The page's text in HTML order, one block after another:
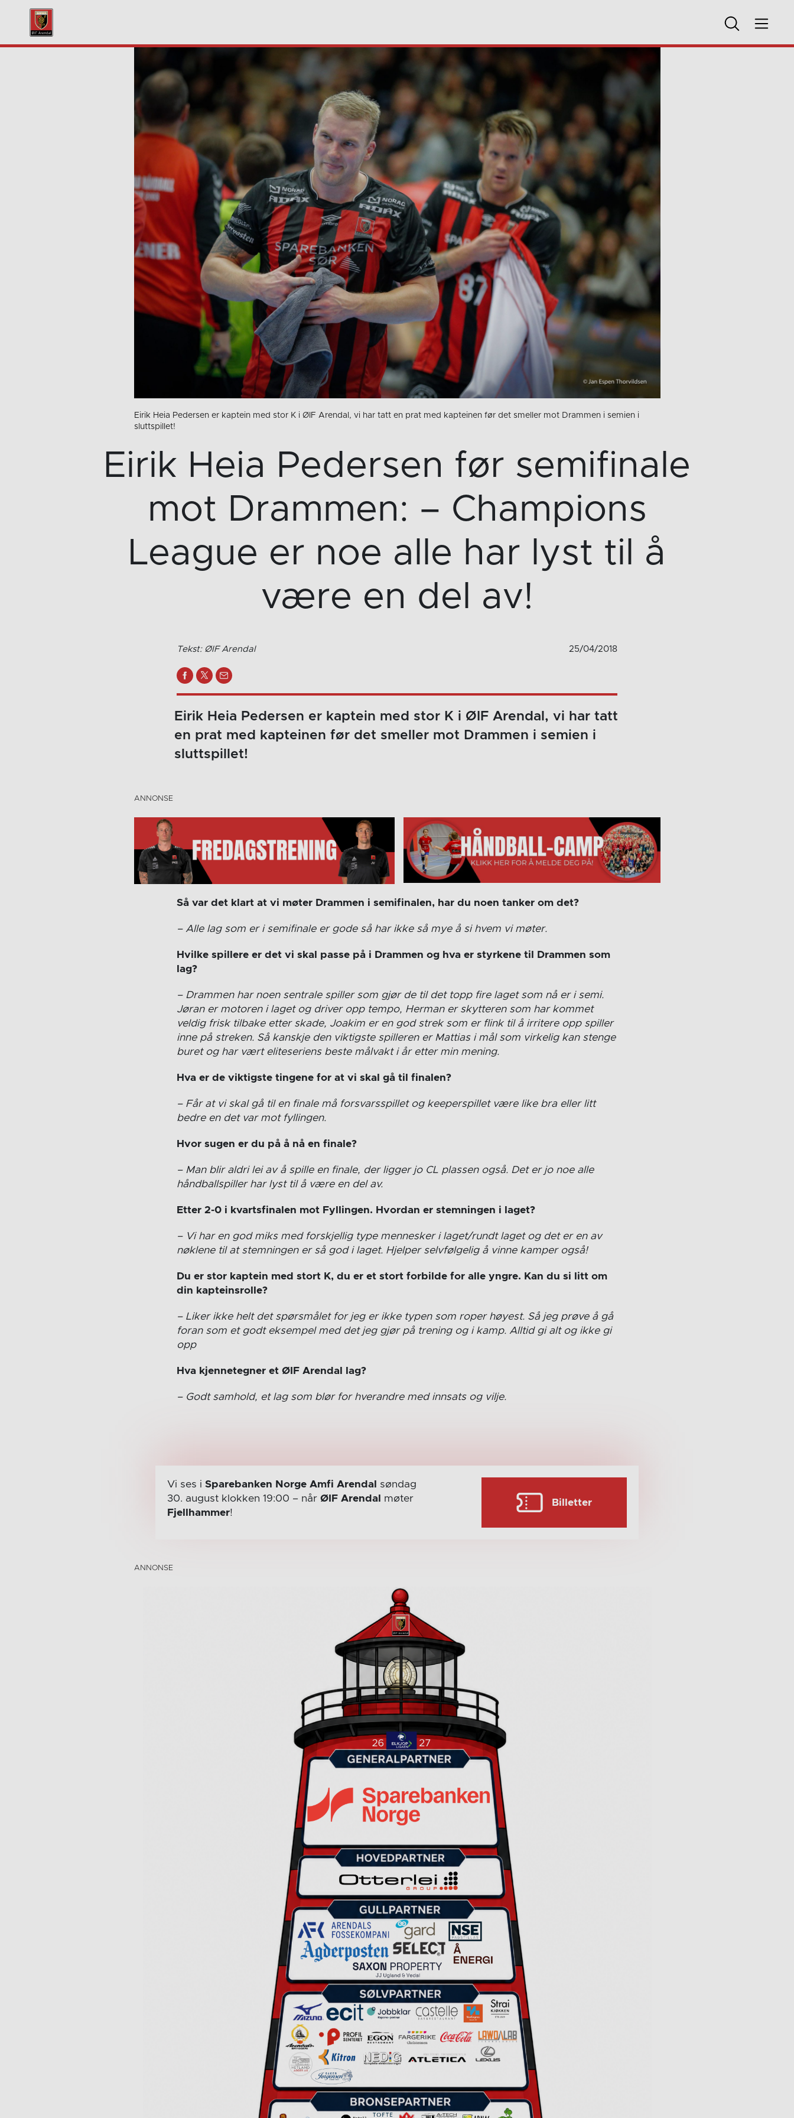
Eirik Heia Pedersen er kaptein med stor K i ØIF Arendal, vi har tatt en prat med kapteinen før det smeller mot Drammen i semien i
sluttspillet!
Eirik Heia Pedersen før semifinale
mot Drammen: – Champions
League er noe alle har lyst til å
være en del av!
Tekst: ØIF Arendal 25/04/2018
Eirik Heia Pedersen er kaptein med stor K i ØIF Arendal, vi har tatt
en prat med kapteinen før det smeller mot Drammen i semien i
sluttspillet!
Så var det klart at vi møter Drammen i semifinalen, har du noen tanker om det?
– Alle lag som er i semifinale er gode så har ikke så mye å si hvem vi møter.
Hvilke spillere er det vi skal passe på i Drammen og hva er styrkene til Drammen som
lag?
– Drammen har noen sentrale spiller som gjør de til det topp fire laget som nå er i semi.
Jøran er motoren i laget og driver opp tempo, Herman er skytteren som har kommet
veldig frisk tilbake etter skade, Joakim er en god strek som er flink til å irritere opp spiller
inne på streken. Så kanskje den viktigste spilleren er Mattias i mål som virkelig kan stenge
buret og har vært eliteseriens beste målvakt i år etter min mening.
Hva er de viktigste tingene for at vi skal gå til finalen?
– Får at vi skal gå til en finale må forsvarsspillet og keeperspillet være like bra eller litt
bedre en det var mot fyllingen.
Hvor sugen er du på å nå en finale?
– Man blir aldri lei av å spille en finale, der ligger jo CL plassen også. Det er jo noe alle
håndballspiller har lyst til å være en del av.
Etter 2-0 i kvartsfinalen mot Fyllingen. Hvordan er stemningen i laget?
– Vi har en god miks med forskjellig type mennesker i laget/rundt laget og det er en av
nøklene til at stemningen er så god i laget. Hjelper selvfølgelig å vinne kamper også!
Du er stor kaptein med stort K, du er et stort forbilde for alle yngre. Kan du si litt om
din kapteinsrolle?
– Liker ikke helt det spørsmålet for jeg er ikke typen som roper høyest. Så jeg prøve å gå
foran som et godt eksempel med det jeg gjør på trening og i kamp. Alltid gi alt og ikke gi
opp
Hva kjennetegner et ØIF Arendal lag?
– Godt samhold, et lag som blør for hverandre med innsats og vilje.
Vi ses i Sparebanken Norge Amfi Arendal
søndag
30. august klokken 19:00 – når ØIF Arendal
møter
Fjellhammer!
Billetter